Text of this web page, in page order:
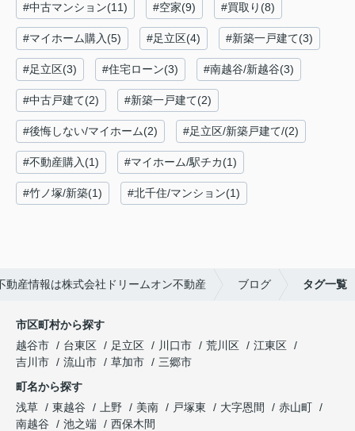
#中古マンション(11) #空家(9) #買取り(8)
#マイホーム購入(5) #足立区(4) #新築一戸建て(3)
#足立区(3) #住宅ローン(3) #南越谷/新越谷(3)
#中古戸建て(2) #新築一戸建て(2)
#後悔しない/マイホーム(2) #足立区/新築戸建て/(2)
#不動産購入(1) #マイホーム/駅チカ(1)
#竹ノ塚/新築(1) #北千住/マンション(1)
動産情報は株式会社ドリームオン不動産 ブログ タグ一覧
市区町村から探す
越谷市
台東区 足立区 川口市 荒川区
江東区
吉川市
流山市 草加市
三郷市
町名から探す
浅草
東越谷 上野 美南 戸塚東 大字恩間
赤山町
南越谷
池之端
西保木間